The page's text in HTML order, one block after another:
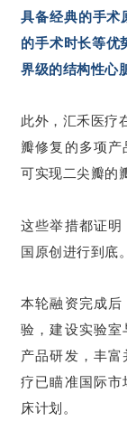
具备经典的手术
的手术时长等优
界级的结构性心
此外，汇禾医疗
瓣修复的多项产
可实现二尖瓣的
这些举措都证明
国原创进行到底。
本轮融资完成
验，建设实验室
产品研发，丰
疗已瞄准国际市
床计划。